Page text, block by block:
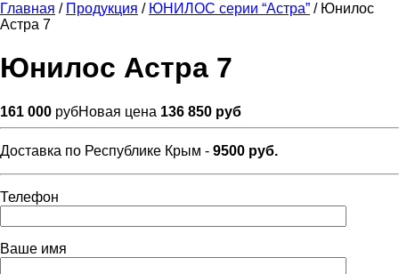
Главная / Продукция / ЮНИЛОС серии “Астра” / Юнилос
Астра 7
Юнилос Астра 7
161 000 рубНовая цена 136 850 руб
Доставка по Республике Крым - 9500 руб.
Телефон
Ваше имя